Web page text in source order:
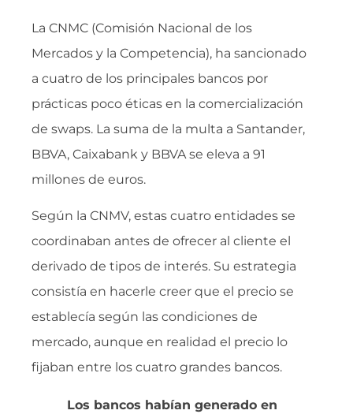
La CNMC (Comisión Nacional de los
Mercados y la Competencia), ha sancionado
a cuatro de los principales bancos por
prácticas poco éticas en la comercialización
de swaps. La suma de la multa a Santander,
BBVA, Caixabank y BBVA se eleva a 91
millones de euros.
Según la CNMV, estas cuatro entidades se
coordinaban antes de ofrecer al cliente el
derivado de tipos de interés. Su estrategia
consistía en hacerle creer que el precio se
establecía según las condiciones de
mercado, aunque en realidad el precio lo
fijaban entre los cuatro grandes bancos.
Los bancos habían generado en